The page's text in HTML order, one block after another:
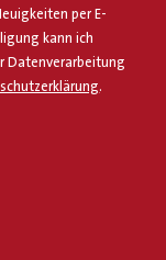
per E-
kann ich
Datenverarbeitung
.